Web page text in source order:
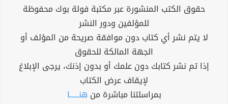
حقوق الكتب المنشورة عبر مكتبة فولة بوك محفوظة
للمؤلفين ودور النشر
لا يتم نشر أي كتاب دون موافقة صريحة من المؤلف أو
الجهة المالكة للحقوق
إذا تم نشر كتابك دون علمك أو بدون إذنك، يرجى الإبلاغ
لإيقاف عرض الكتاب
بمراسلتنا مباشرة من هنــــــا